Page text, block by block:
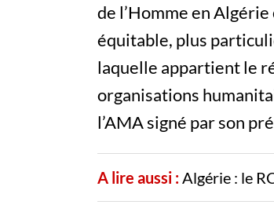
de l’Homme en
équitable, plus
laquelle appartient le
organisations
l’AMA signé par son
A lire aussi : Algérie : le